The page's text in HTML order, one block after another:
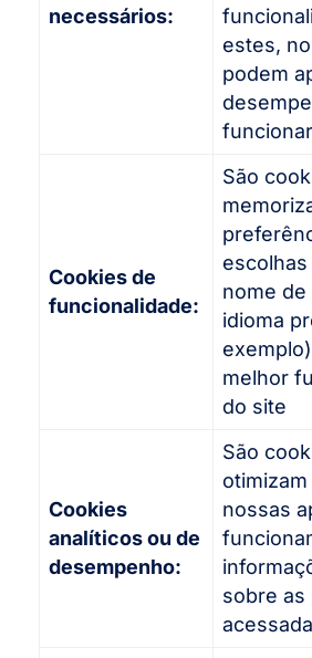
necessários:
estes,
podem
funcionar
Cookies de
funcionalidade:
São
nome de
idioma
melhor
do site
Cookies
analíticos ou de
desempenho:
São
nossas
sobre as